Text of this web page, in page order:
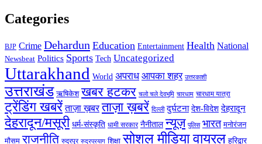
Categories
BJP Crime Dehardun Education Entertainment Health National
Newsbeat Politics Sports Tech Uncategorized
Uttarakhand World अपराध आपका शहर उत्तरकाशी
उत्तराखंड ऋषिकेश खबर हटकर चलो चले देवभूमि चारधाम चारधाम यात्रा
ट्रेंडिंग खबरें ताज़ा ख़बर ताज़ा ख़बरें दिल्ली दुर्घटना देश-विदेश देहरादून
देहरादून/मसूरी धर्म-संस्कृति धामी सरकार नैनीताल न्यूज़ पुलिस भारत मनोरंजन
मौसम राजनीति रुद्रपुर रुद्रप्रयाग शिक्षा सोशल मीडिया वायरल हरिद्वार